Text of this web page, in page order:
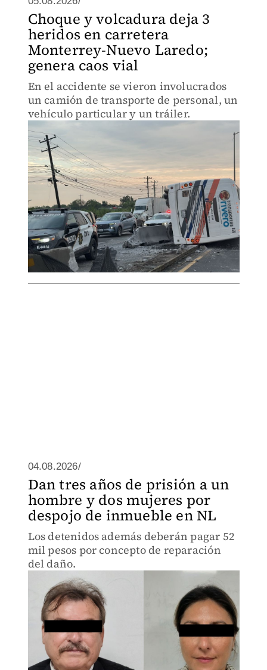
Choque y volcadura deja 3
heridos en carretera
Monterrey-Nuevo Laredo;
genera caos vial
En el accidente se vieron involucrados
un camión de transporte de personal, un
vehículo particular y un tráiler.
04.08.2026/
Dan tres años de prisión a un
hombre y dos mujeres por
despojo de inmueble en NL
Los detenidos además deberán pagar 52
mil pesos por concepto de reparación
del daño.